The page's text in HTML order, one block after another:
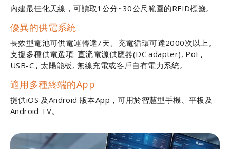
內建最佳化天線，可讀取1公分~30公尺範圍的RFID標籤。
優異的供電系統
長效型電池可供電運轉達7天、充電循環可達2000次以上。
支援多種供電選項: 直流電源供應器(DC adapter), PoE,
USB-C , 太陽能板, 無線充電或客戶自有電力系統。
適用多種終端的App
提供iOS 及Android 版本App，可用於智慧型手機、平板及
Android TV。